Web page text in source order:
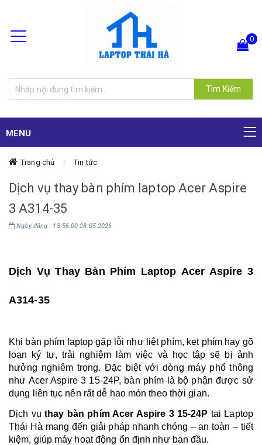
Tìm Kiếm
0
MENU
Trang chủ Tin tức
Dịch vụ thay bàn phím laptop Acer Aspire
3 A314-35
Ngày đăng : 13:56:00 28-05-2026
Dịch Vụ Thay Bàn Phím Laptop Acer Aspire 3
A314-35
Khi bàn phím laptop gặp lỗi như liệt phím, kẹt phím hay gõ
loạn ký tự, trải nghiệm làm việc và học tập sẽ bị ảnh
hưởng nghiêm trọng. Đặc biệt với dòng máy phổ thông
như Acer Aspire 3 15-24P, bàn phím là bộ phận được sử
dụng liên tục nên rất dễ hao mòn theo thời gian.
Dịch vụthay bàn phím Acer Aspire 3 15-24P tại Laptop
Thái Hà mang đến giải pháp nhanh chóng – an toàn – tiết
kiệm, giúp máy hoạt động ổn định như ban đầu.